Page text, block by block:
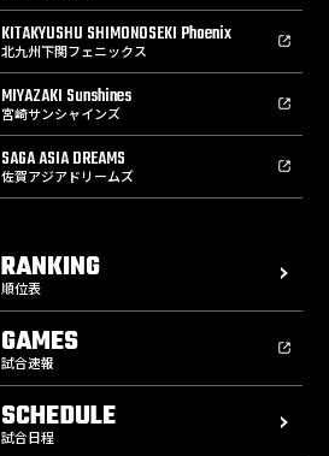
KITAKYUSHU SHIMONOSEKI Phoenix
北九州下関フェニックス
MIYAZAKI Sunshines
宮崎サンシャインズ
SAGA ASIA DREAMS
佐賀アジアドリームズ
RANKING
順位表
GAMES
試合速報
SCHEDULE
試合日程